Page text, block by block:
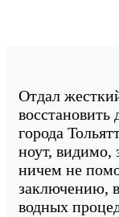
Отдал
восстановить
города
ноут, видимо,
ничем не
заключению,
водных